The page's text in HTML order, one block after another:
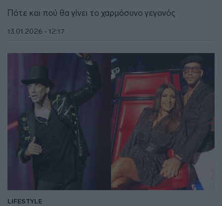
Πότε και πού θα γίνει το χαρμόσυνο γεγονός
13.01.2026 - 12:17
LIFESTYLE